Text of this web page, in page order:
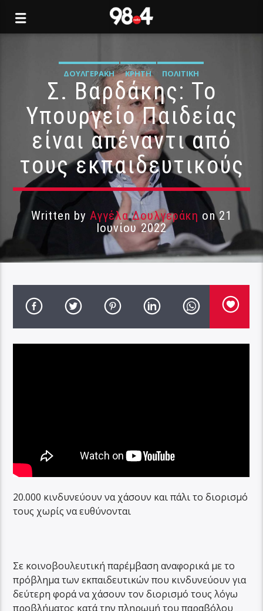
ΔΟΥΛΓΕΡΆΚΗ ΚΡΉΤΗ ΠΟΛΙΤΙΚΉ
Σ. Βαρδάκης: Το
Υπουργείο Παιδείας
είναι απέναντι από
τους εκπαιδευτικούς
Written by Αγγέλα Δουλγεράκη on 21
Ιουνίου 2022
20.000 κινδυνεύουν να χάσουν και πάλι το διορισμό
τους χωρίς να ευθύνονται
Σε κοινοβουλευτική παρέμβαση αναφορικά με το
πρόβλημα των εκπαιδευτικών που κινδυνεύουν για
δεύτερη φορά να χάσουν τον διορισμό τους λόγω
προβλήματος κατά την πληρωμή του παραβόλου